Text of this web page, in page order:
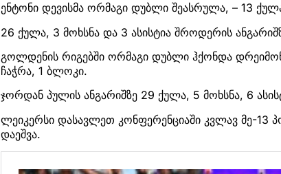
ენტონი დევისმა ორმაგი დუბლი შეასრულა, – 13
26 ქულა, 3 მოხსნა და 3 ასისტია შროდერის
გოლდენის რიგებში ორმაგი დუბლი ჰქონდა
ჩაჭრა, 1 ბლოკი.
ჯორდან პულის ანგარიშზე 29 ქულა, 5 მოხსნა, 6
ლეიკერსი დასავლეთ კონფერენციაში კვლავ მე-13
დაეშვა.